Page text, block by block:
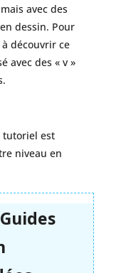
avec des
dessin. Pour
découvrir ce
avec des « v »
tutoriel est
niveau en